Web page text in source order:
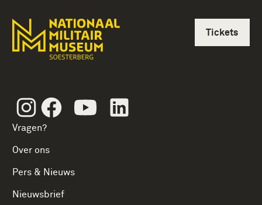
InstagramFacebookYoutube
Vragen?
Over ons
Pers & Nieuws
Nieuwsbrief
Tickets